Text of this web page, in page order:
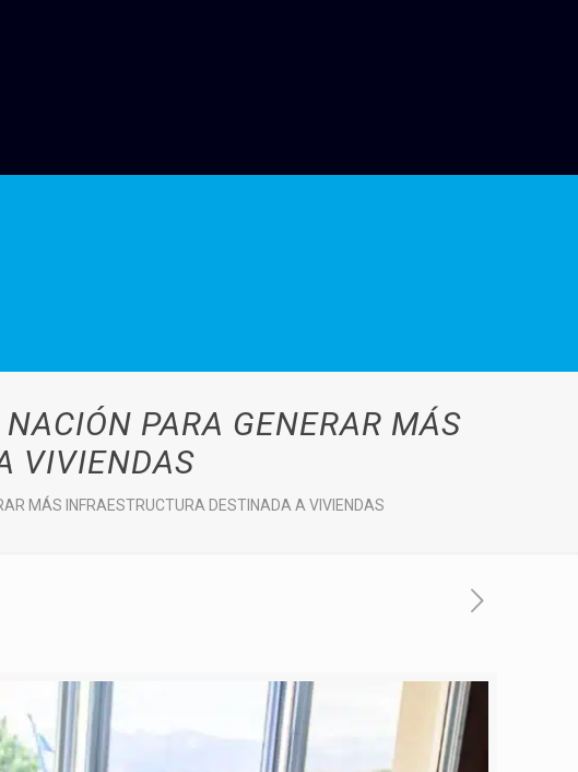
PARA GENERAR MÁS
VIVIENDAS
MÁS INFRAESTRUCTURA DESTINADA A VIVIENDAS